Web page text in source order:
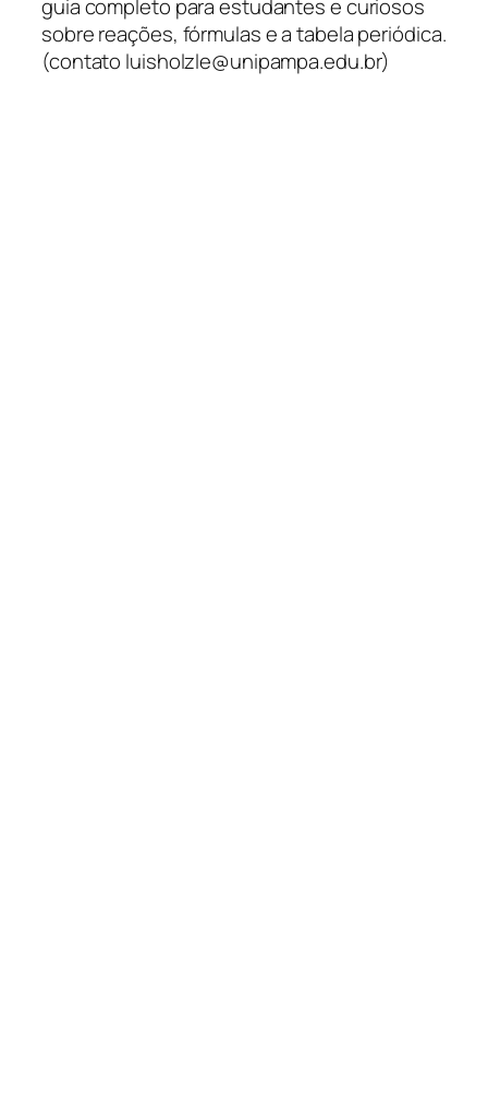
guia completo para estudantes e curiosos
sobre reações, fórmulas e a tabela periódica.
(contato luisholzle@unipampa.edu.br)